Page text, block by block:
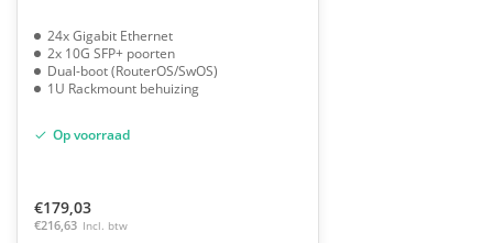
24x Gigabit Ethernet
2x 10G SFP+ poorten
Dual-boot (RouterOS/SwOS)
1U Rackmount behuizing
Op voorraad
€179,03
€216,63 Incl. btw